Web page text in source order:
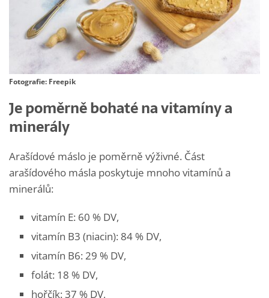
Fotografie: Freepik
Je poměrně bohaté na vitamíny a
minerály
Arašídové máslo je poměrně výživné. Část
arašídového másla poskytuje mnoho vitamínů a
minerálů:
vitamín E: 60 % DV,
vitamín B3 (niacin): 84 % DV,
vitamín B6: 29 % DV,
folát: 18 % DV,
hořčík: 37 % DV,